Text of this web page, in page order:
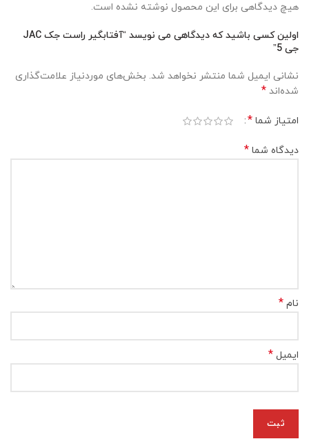
هیچ دیدگاهی برای این محصول نوشته نشده است.
اولین کسی باشید که دیدگاهی می نویسد “آفتابگیر راست جک JAC
جی 5”
نشانی ایمیل شما منتشر نخواهد شد. بخش‌های موردنیاز علامت‌گذاری
شده‌اند *
امتیاز شما *
دیدگاه شما *
نام *
ایمیل *